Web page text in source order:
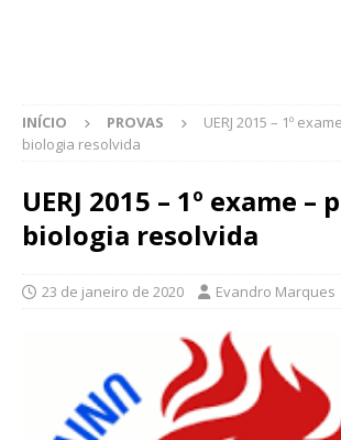
INÍCIO PROVAS
UERJ 2015 – 1º
biologia resolvida
UERJ 2015 – 1º exame –
biologia resolvida
23 de janeiro de 2020 Evandro Marques